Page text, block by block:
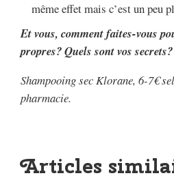
même effet mais c’est un peu
Et vous, comment faites-vous
propres? Quels sont vos secrets?
Shampooing sec Klorane, 6-7€
pharmacie.
Articles